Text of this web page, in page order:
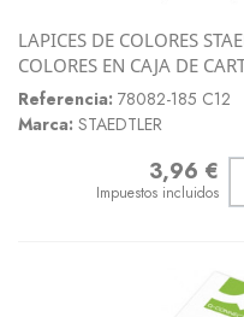
LAPICES DE COLORES
COLORES EN CAJA DE
Referencia: 78082-185 C12
Marca: STAEDTLER
3,96 €
Impuestos incluidos